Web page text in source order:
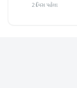
2 દિવસ પહેલા